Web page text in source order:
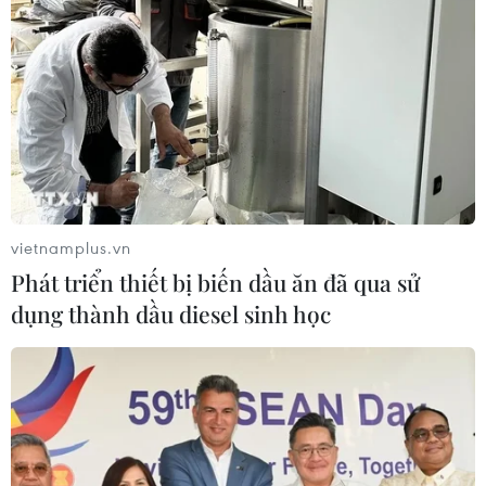
08/08/2026 09:58
Xem thêm
CƠ QUAN CHỦ QUẢN: THÔNG TẤN XÃ VIỆT NAM
Phó Tổng Biên tập: NGUYỄN THỊ TÁM, KHÚC THANH
THỦY
Sở hữu trí tuệ
Quy định sử dụng
vietnamplus.vn
Phát triển thiết bị biến dầu ăn đã qua sử
dụng thành dầu diesel sinh học